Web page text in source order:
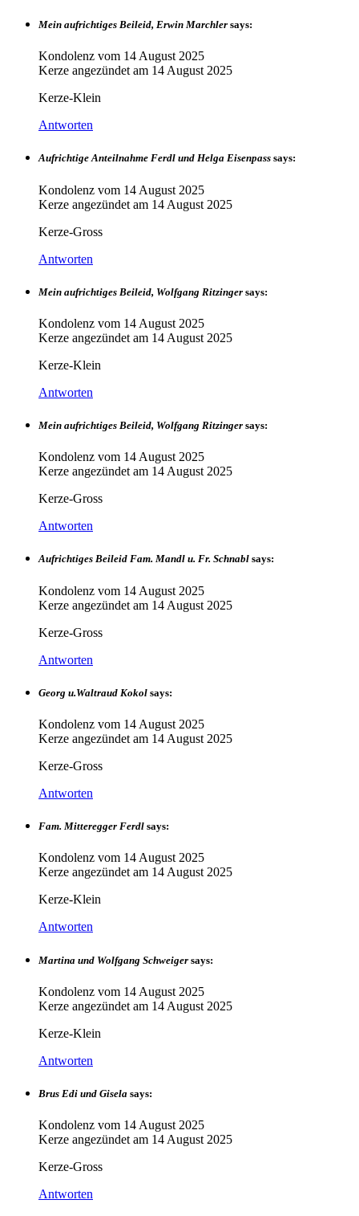
Mein aufrichtiges Beileid, Erwin Marchler says:
Kondolenz vom 14 August 2025
Kerze angezündet am 14 August 2025
Kerze-Klein
Antworten
Aufrichtige Anteilnahme Ferdl und Helga Eisenpass says:
Kondolenz vom 14 August 2025
Kerze angezündet am 14 August 2025
Kerze-Gross
Antworten
Mein aufrichtiges Beileid, Wolfgang Ritzinger says:
Kondolenz vom 14 August 2025
Kerze angezündet am 14 August 2025
Kerze-Klein
Antworten
Mein aufrichtiges Beileid, Wolfgang Ritzinger says:
Kondolenz vom 14 August 2025
Kerze angezündet am 14 August 2025
Kerze-Gross
Antworten
Aufrichtiges Beileid Fam. Mandl u. Fr. Schnabl says:
Kondolenz vom 14 August 2025
Kerze angezündet am 14 August 2025
Kerze-Gross
Antworten
Georg u.Waltraud Kokol says:
Kondolenz vom 14 August 2025
Kerze angezündet am 14 August 2025
Kerze-Gross
Antworten
Fam. Mitteregger Ferdl says:
Kondolenz vom 14 August 2025
Kerze angezündet am 14 August 2025
Kerze-Klein
Antworten
Martina und Wolfgang Schweiger says:
Kondolenz vom 14 August 2025
Kerze angezündet am 14 August 2025
Kerze-Klein
Antworten
Brus Edi und Gisela says:
Kondolenz vom 14 August 2025
Kerze angezündet am 14 August 2025
Kerze-Gross
Antworten